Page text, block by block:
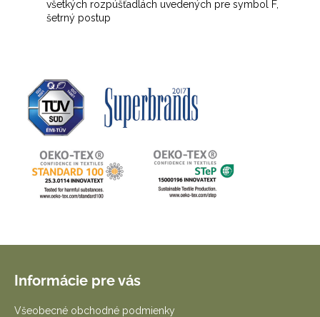
všetkých rozpúšťadlách uvedených pre symbol F,
šetrný postup
Informácie pre vás
Všeobecné obchodné podmienky